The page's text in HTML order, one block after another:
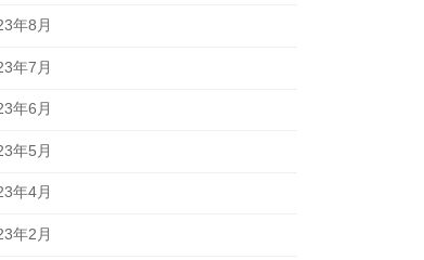
年8月
年7月
年6月
年5月
年4月
年2月